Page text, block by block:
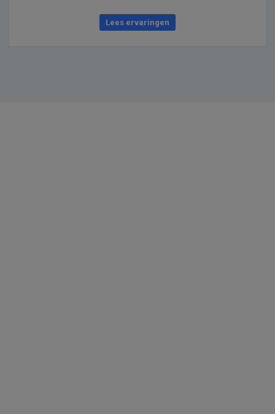
Lees ervaringen